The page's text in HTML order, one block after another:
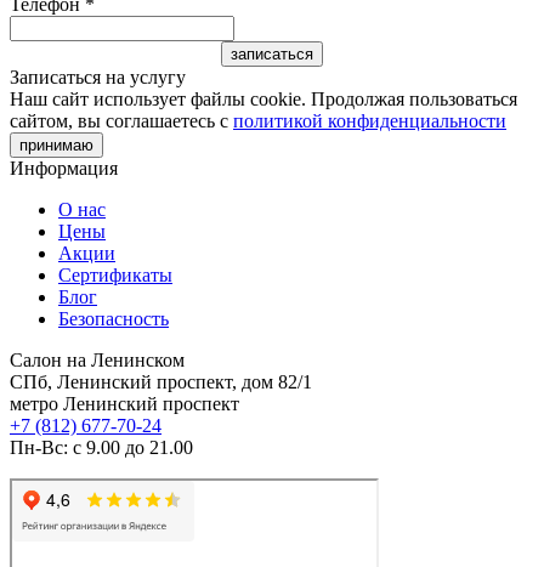
Телефон *
Записаться на услугу
Наш сайт использует файлы cookie. Продолжая пользоваться
сайтом, вы соглашаетесь с политикой конфиденциальности
принимаю
Информация
О нас
Цены
Акции
Сертификаты
Блог
Безопасность
Салон на Ленинском
СПб, Ленинский проспект, дом 82/1
метро Ленинский проспект
+7 (812) 677-70-24
Пн-Вс: с 9.00 до 21.00